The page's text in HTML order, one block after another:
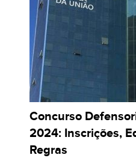
Concurso
2024: Inscrições,
Regras